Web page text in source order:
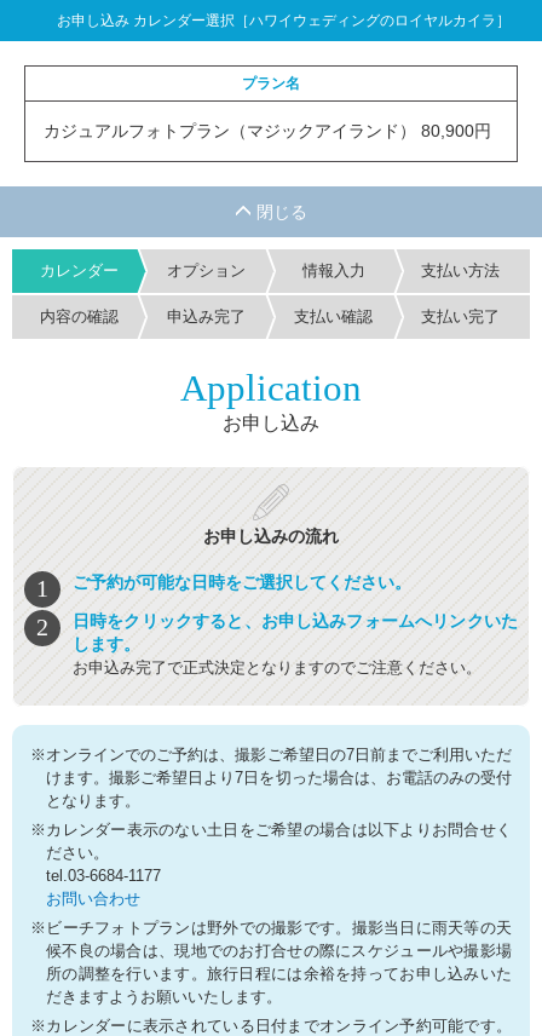
お申し込み カレンダー選択［ハワイウェディングのロイヤルカイラ］
プラン名
カジュアルフォトプラン（マジックアイランド） 80,900円
カレンダー オプション 情報入力 支払い方法
内容の確認 申込み完了 支払い確認 支払い完了
Application
お申し込み
お申し込みの流れ
ご予約が可能な日時をご選択してください。
日時をクリックすると、お申し込みフォームへリンクいた
します。
お申込み完了で正式決定となりますのでご注意ください。
※オンラインでのご予約は、撮影ご希望日の7日前までご利用いただ
けます。撮影ご希望日より7日を切った場合は、お電話のみの受付
となります。
※カレンダー表示のない土日をご希望の場合は以下よりお問合せく
ださい。
tel.03-6684-1177
お問い合わせ
※ビーチフォトプランは野外での撮影です。撮影当日に雨天等の天
候不良の場合は、現地でのお打合せの際にスケジュールや撮影場
所の調整を行います。旅行日程には余裕を持ってお申し込みいた
だきますようお願いいたします。
※カレンダーに表示されている日付までオンライン予約可能です。